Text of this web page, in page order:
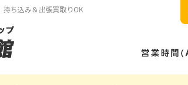
ち込み＆出張買取りOK